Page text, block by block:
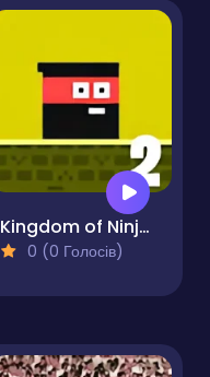
Kingdom of Ninja 2
0 (0 Голосів)